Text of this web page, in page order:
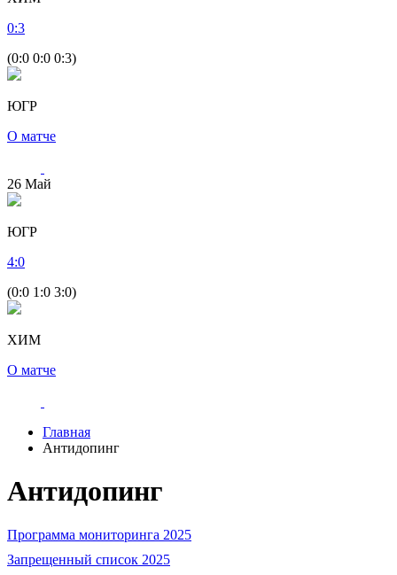
0:3
(0:0 0:0 0:3)
ЮГР
О матче
26 Май
ЮГР
4:0
(0:0 1:0 3:0)
ХИМ
О матче
Главная
Антидопинг
Антидопинг
Программа мониторинга 2025
Запрещенный список 2025